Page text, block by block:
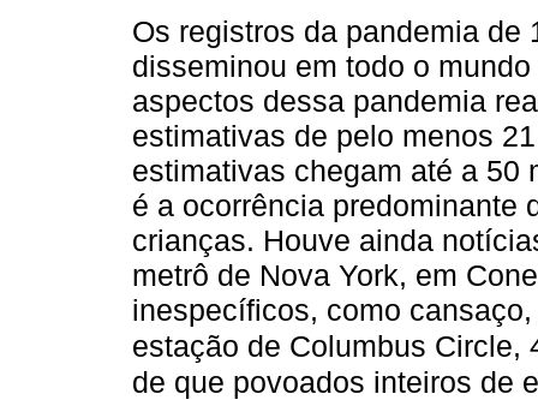
Os registros da pandemia de
disseminou em todo o
aspectos dessa pandemia
estimativas de pelo menos
estimativas chegam até a 50
é a ocorrência predominante
crianças. Houve ainda
metrô de Nova York, em
inespecíficos, como
estação de Columbus Circle,
de que povoados inteiros de